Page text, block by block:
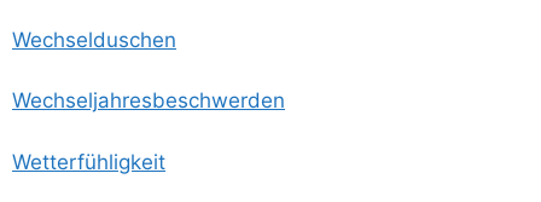
Wech­sel­du­schen
Wech­sel­jah­res­be­schwer­den
Wet­ter­füh­lig­keit